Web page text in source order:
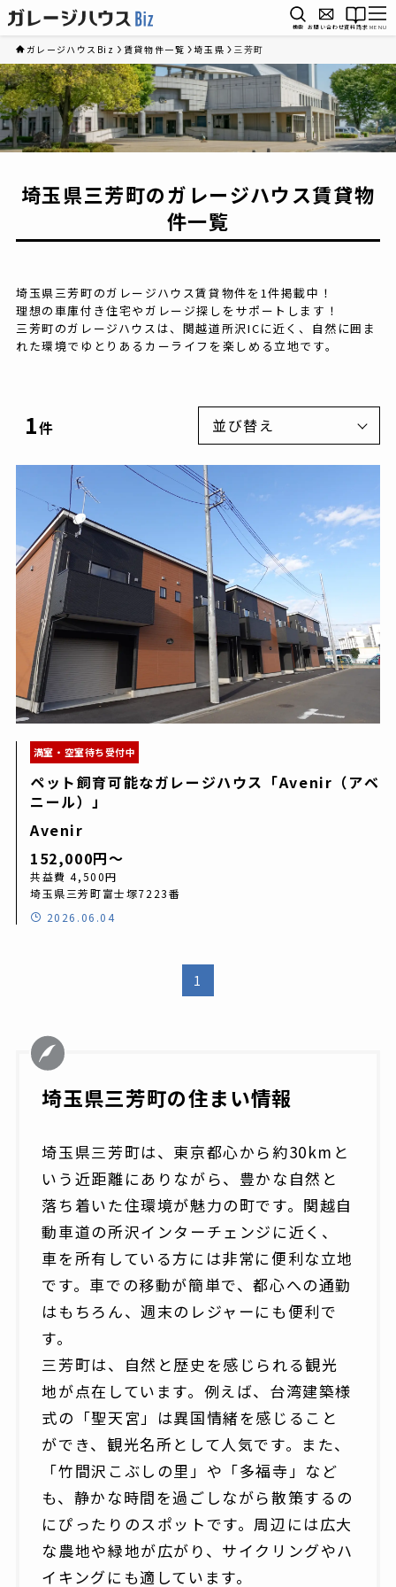
検索 お問い合わせ資料請求 MENU
ガレージハウスBiz 賃貸物件一覧 埼玉県 三芳町
埼玉県三芳町のガレージハウス賃貸物
件一覧
埼玉県三芳町のガレージハウス賃貸物件を1件掲載中！
理想の車庫付き住宅やガレージ探しをサポートします！
三芳町のガレージハウスは、関越道所沢ICに近く、自然に囲ま
れた環境でゆとりあるカーライフを楽しめる立地です。
1件 並び替え
更新日が新しい順
更新日が古い順
満室・空室待ち受付中
ペット飼育可能なガレージハウス「Avenir（アベ
ニール）」
Avenir
152,000円〜
共益費 4,500円
埼玉県三芳町富士塚7223番
2026.06.04
1
埼玉県三芳町の住まい情報
埼玉県三芳町は、東京都心から約30kmと
いう近距離にありながら、豊かな自然と
落ち着いた住環境が魅力の町です。関越自
動車道の所沢インターチェンジに近く、
車を所有している方には非常に便利な立地
です。車での移動が簡単で、都心への通勤
はもちろん、週末のレジャーにも便利で
す。
三芳町は、自然と歴史を感じられる観光
地が点在しています。例えば、台湾建築様
式の「聖天宮」は異国情緒を感じること
ができ、観光名所として人気です。また、
「竹間沢こぶしの里」や「多福寺」など
も、静かな時間を過ごしながら散策するの
にぴったりのスポットです。周辺には広大
な農地や緑地が広がり、サイクリングやハ
イキングにも適しています。